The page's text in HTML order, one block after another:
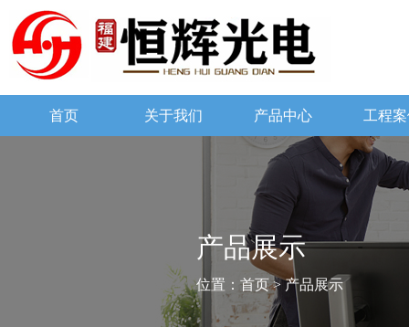
首页 关于我们 产品中心 工程
产品展示
位置： 首页> 产品展示